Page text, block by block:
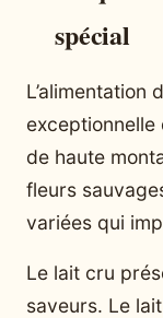
spécial
L’alimentation
de haute
fleurs
variées qui
Le lait cru
saveurs. Le